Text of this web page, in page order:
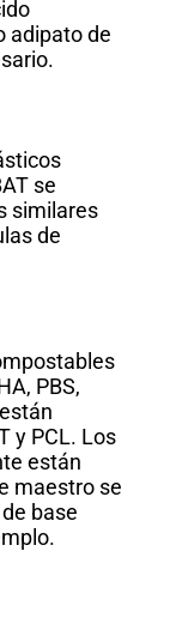
adipato de
se
similares
de
PBS,
y PCL. Los
están
maestro se
base